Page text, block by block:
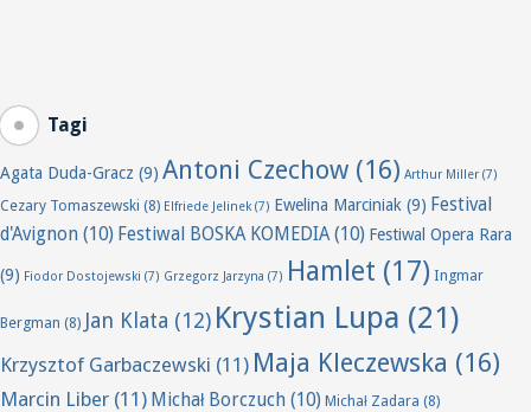
Tagi
Agata Duda-Gracz (9) Antoni Czechow (16) Arthur Miller (7)
Cezary Tomaszewski (8) Elfriede Jelinek(7) Ewelina Marciniak (9) Festival
d'Avignon (10) Festiwal BOSKA KOMEDIA(10) Festiwal Opera Rara
(9) Fiodor Dostojewski (7) Grzegorz Jarzyna (7) Hamlet (17) Ingmar
Bergman (8) Jan Klata (12) Krystian Lupa (21)
Krzysztof Garbaczewski (11) Maja Kleczewska (16)
Marcin Liber (11) Michał Borczuch (10) Michał Zadara (8)